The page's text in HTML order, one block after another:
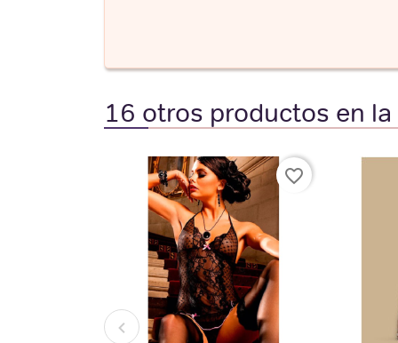
16 otros productos en
favorite_border